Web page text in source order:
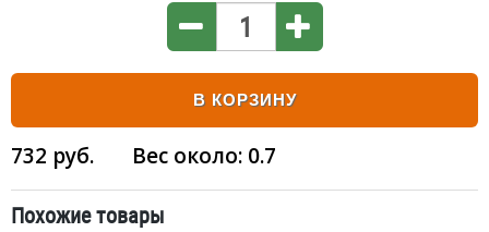
В КОРЗИНУ
732 руб. Вес около: 0.7
Похожие товары